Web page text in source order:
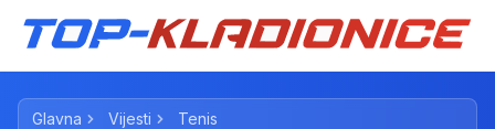
Glavna Vijesti
Tenis